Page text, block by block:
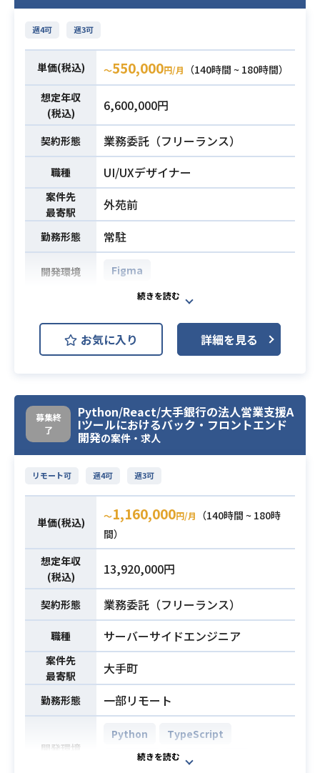
※もしくは、他言語での開発経験
（Java／Python 等）やマクロ開発
経験でも可
・AWSを用いたバックエンド開発経
験
※Lambda／API Gateway／RDS
など使ったことがある
・生成AIやLLMへの強い関心
・要件定義からリリースまで一連の
・自ら開発方針、および実装戦略を
設計した経験 2年以上
・GitHubのPull Requestを活用した
チーム開発経験 2年以上
・AI駆動開発の実務経験（Cursor、C
laude Code）
業務内容
・プロダクトを更に使いやすくする
ための改善、運用
・新規プロダクトの開発
・病理業務を理解した、あるべき仕
様への落とし込み
・カスタマーサクセスや営業との連
携
【技術環境】
バックエンド └ Kotlin(Spring,Spri
ngBoot), Python
フロントエンド └ React.js,TypeS
cript
データベース └ MySQL, MongoD
インフラ └ AWS
プロビジョニングツール └ Terrafo
rm
バックログ管理 └ Jira
k, Notion, Gsuite
※Tech Stackについては、チームメ
ンバー間で議論をしながら、開発フ
ェーズに応じてより適切なものを選
必須スキル
・医療関連システム/サービスの開発
経験
・java開発経験5年以上ある方
・DB設計経験が3年以上ある方
・直近3現場で短期終了（7ヶ月以
内）がないこと
・直近3年内に以下の経験がある方
-Kotlin、Scalaの開発経験がある
方
-AWSなど、クラウド環境での開
発経験がある方
-Dockerなどコンテナーを用い
た開発経験がある方
-REST API開発経験がある方
・直近3現場で短期終了（7ヶ月以
内）がないこと
週4可 週3可
単価(税込) 〜550,000円/月
（140時間 ~ 180時間）
想定年収
(税込)
6,600,000円
契約形態 業務委託（フリーランス）
職種 UI/UXデザイナー
案件先
最寄駅
外苑前
勤務形態 常駐
開発環境 Figma
■女性向け洋服レンタルのサブスク
サービスUI業務。
・プロダクトに関わるUX設計（導線
設計、レイアウト設計、など）
UIデザイン作成。
・サービスの価値を届けるLP、バナ
ー、DTPなどのデザイン作成
必須スキル
・情報設計・UI・UXへの高いコミッ
ト力（ユーザーシナリオや導線設
計、ワイヤーフレーム作成の経験
等）
・Figmaのコンポーネント機能の理
解と実務経験（2～3年程度）
お気に入り 詳細を見る
募集終
了
Python/React/大手銀行の法人営業支援A
Iツールにおけるバック・フロントエンド
開発の案件・求人
リモート可 週4可 週3可
単価(税込) 〜1,160,000円/月
（140時間 ~ 180時
間）
想定年収
(税込)
13,920,000円
契約形態 業務委託（フリーランス）
職種 サーバーサイドエンジニア
案件先
最寄駅
大手町
勤務形態 一部リモート
開発環境
Python
TypeScript
React.js
Docker